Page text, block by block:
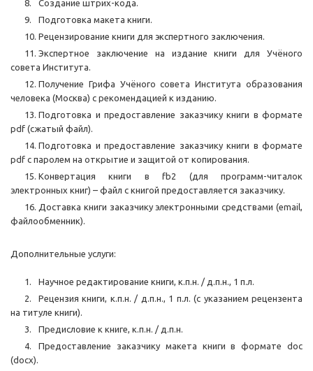
Создание штрих-кода.
Подготовка макета книги.
Рецензирование книги для экспертного заключения.
Экспертное заключение на издание книги для Учёного
совета Института.
Получение Грифа Учёного совета Института образования
человека (Москва) с рекомендацией к изданию.
Подготовка и предоставление заказчику книги в формате
pdf (сжатый файл).
Подготовка и предоставление заказчику книги в формате
pdf с паролем на открытие и защитой от копирования.
Конвертация книги в fb2 (для программ-читалок
электронных книг) – файл с книгой предоставляется заказчику.
Доставка книги заказчику электронными средствами (email,
файлообменник).
Дополнительные услуги:
Научное редактирование книги, к.п.н. / д.п.н., 1 п.л.
Рецензия книги, к.п.н. / д.п.н., 1 п.л. (с указанием рецензента
на титуле книги).
Предисловие к книге, к.п.н. / д.п.н.
Предоставление заказчику макета книги в формате doc
(docx).